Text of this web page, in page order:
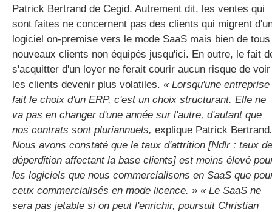
Patrick Bertrand de Cegid. Autrement dit, les ventes qui
sont faites ne concernent pas des clients qui migrent
logiciel on-premise vers le mode SaaS mais bien de tous
nouveaux clients non équipés jusqu'ici. En outre, le fait
s'acquitter d'un loyer ne ferait courir aucun risque de voir
les clients devenir plus volatiles. « Lorsqu'une entreprise
fait le choix d'un ERP, c'est un choix structurant. Elle ne
va pas en changer d'une année sur l'autre, d'autant que
nos contrats sont pluriannuels, explique Patrick Bertrand.
Nous avons constaté que le taux d'attrition [Ndlr : taux de
déperdition affectant la base clients] est moins élevé
les logiciels que nous commercialisons en SaaS que
ceux commercialisés en mode licence. » « Le SaaS ne
sera pas jetable si on peut l'enrichir, poursuit Christian